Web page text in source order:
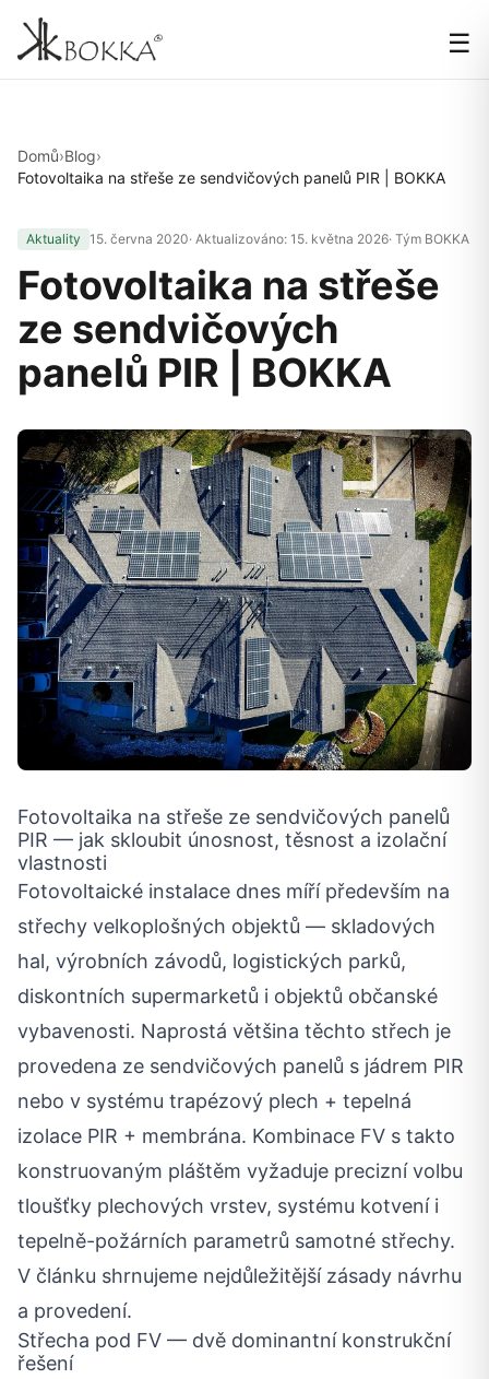
☰
Domů›Blog›
Fotovoltaika na střeše ze sendvičových panelů PIR | BOKKA
Aktuality 15. června 2020· Aktualizováno: 15. května 2026· Tým BOKKA
Fotovoltaika na střeše
ze sendvičových
panelů PIR | BOKKA
Fotovoltaika na střeše ze sendvičových panelů
PIR — jak skloubit únosnost, těsnost a izolační
vlastnosti
Fotovoltaické instalace dnes míří především na
střechy velkoplošných objektů — skladových
hal, výrobních závodů, logistických parků,
diskontních supermarketů i objektů občanské
vybavenosti. Naprostá většina těchto střech je
provedena ze sendvičových panelů s jádrem PIR
nebo v systému trapézový plech + tepelná
izolace PIR + membrána. Kombinace FV s takto
konstruovaným pláštěm vyžaduje precizní volbu
tloušťky plechových vrstev, systému kotvení i
tepelně-požárních parametrů samotné střechy.
V článku shrnujeme nejdůležitější zásady návrhu
a provedení.
Střecha pod FV — dvě dominantní konstrukční
řešení